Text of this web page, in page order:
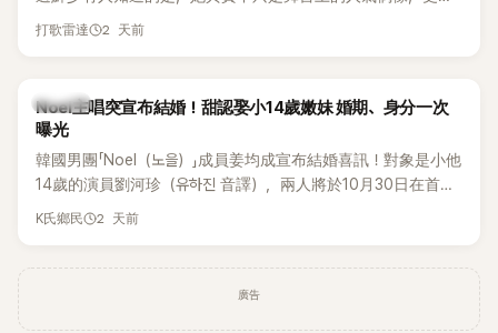
一名不折不扣的學霸。她日前在節目中透露，自己在美國就讀
打歌雷達 2 天前
K-POP
Noel主唱突宣布結婚！甜認娶小14歲嫩妹 婚期、身分一次
曝光
韓國男團「Noel（노을）」成員姜均成宣布結婚喜訊！對象是小他
14歲的演員劉河珍（유하진 音譯），兩人將於10月30日在首爾
低調舉辦婚禮，消息一出立刻引發關注。
K氏鄉民 2 天前
廣告